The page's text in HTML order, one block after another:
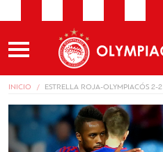
INICIO ESTRELLA ROJA-OLYMPIACÓS 2-2